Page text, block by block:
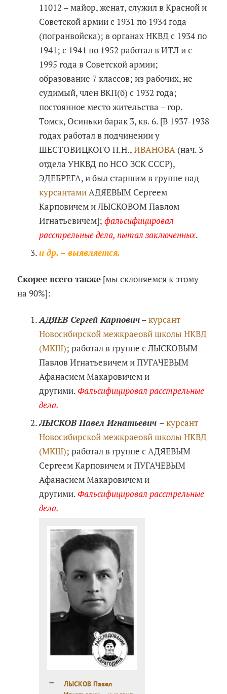
11012 – майор, женат, служил в Красной и
Советской армии с 1931 по 1934 года
(погранвойска); в органах НКВД с 1934 по
1941; с 1941 по 1952 работал в ИТЛ и с
1995 года в Советской армии;
образование 7 классов; из рабочих, не
судимый, член ВКП(б) с 1932 года;
постоянное место жительства – гор.
Томск, Осиньки барак 3, кв. 6. [В 1937-1938
годах работал в подчинении у
ШЕСТОВИЦКОГО П.Н.,ИВАНОВА(нач. 3
отдела УНКВД по НСО ЗСК СССР),
ЭДЕБРЕГА, и был старшим в группе над
курсантамиАДЯЕВЫМ Сергеем
Карповичем и ЛЫСКОВОМ Павлом
Игнатьевичем]; фальсифицировал
расстрельные дела, пытал заключенных.
и др. – выявляется.
Скорее всего также [мы склоняемся к этому
на 90%]:
АДЯЕВ Сергей Карпович–курсант
Новосибирской межкраеовй школы НКВД
(МКШ); работал в группе с ЛЫСКОВЫМ
Павлов Игнатьевичем и ПУГАЧЕВЫМ
Афанасием Макаровичем и
другими. Фальсифицировал расстрельные
дела.
ЛЫСКОВ Павел Игнатьевич –курсант
Новосибирской межкраеовй школы НКВД
(МКШ); работал в группе с АДЯЕВЫМ
Сергеем Карповичем и ПУГАЧЕВЫМ
Афанасием Макаровичем и
другими. Фальсифицировал расстрельные
дела.
ЛЫСКОВ Павел